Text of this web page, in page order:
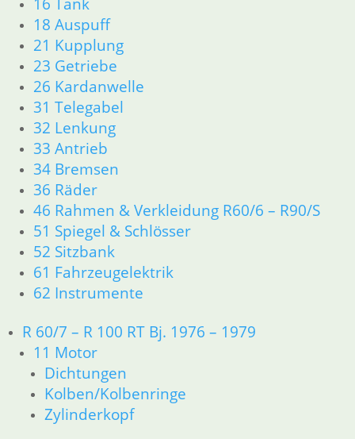
18 Auspuff
21 Kupplung
23 Getriebe
26 Kardanwelle
31 Telegabel
32 Lenkung
33 Antrieb
34 Bremsen
36 Räder
46 Rahmen & Verkleidung R60/6 – R90/S
51 Spiegel & Schlösser
52 Sitzbank
61 Fahrzeugelektrik
62 Instrumente
R 60/7 – R 100 RT Bj. 1976 – 1979
11 Motor
Dichtungen
Kolben/Kolbenringe
Zylinderkopf
61 Fahrzeugelektrik
62 Instrumente
63 Scheinwerfer
R60/6 – R90/S
11 Motor
Dichtungen
Kolben/Kolbenringe
Zylinderkopf
12 Motorelektrik
13 Vergaser
16 Tank
18 Auspuff
21 Kupplung
23 Getriebe
26 Kardanwelle
31 Telegabel
32 Lenkung
34 Bremsen
36 Räder
46 Rahmen & Verkleidung R60/6 – R90/S
51 Spiegel & Schlösser
52 Sitzbank
61 Fahrzeugelektrik